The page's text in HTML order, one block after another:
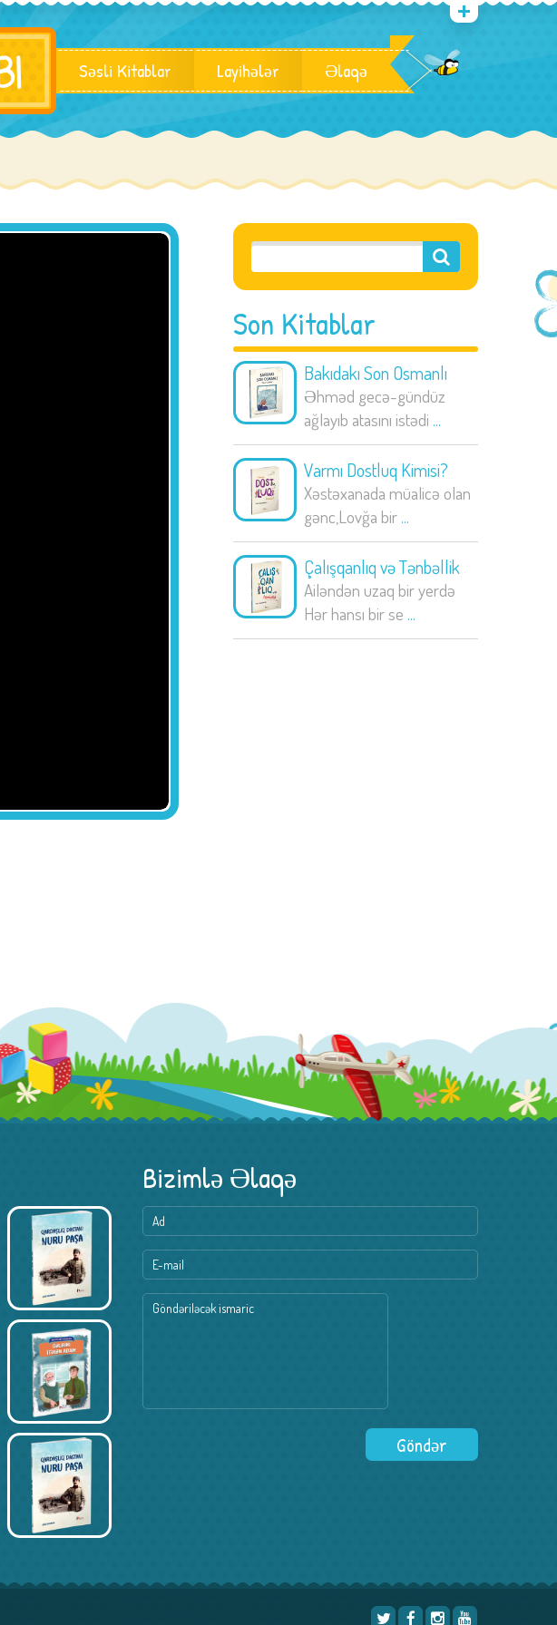
Səsli Kitablar Layihələr Əlaqə
Son Kitablar
Bakıdakı Son Osmanlı
Əhməd gecə-gündüz
ağlayıb atasını istədi ...
Varmı Dostluq Kimisi?
Xəstəxanada müalicə olan
gənc,Lovğa bir ...
Çalışqanlıq və Tənbəllik
Ailəndən uzaq bir yerdə
Hər hansı bir se ...
Əliyeva
Bizimlə Əlaqə